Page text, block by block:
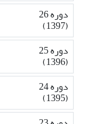
دوره 26
(1397)
دوره 25
(1396)
دوره 24
(1395)